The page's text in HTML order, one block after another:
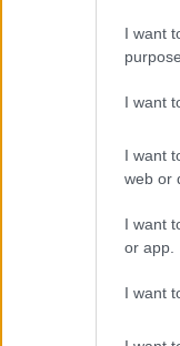
I want
I want
I want
web or
I want
or app.
I want